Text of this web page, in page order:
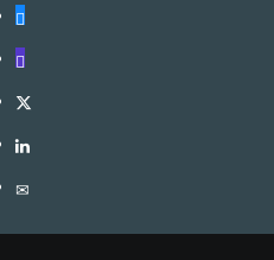
Bluesky
Mastodon
Twitter
LinkedIn
E-